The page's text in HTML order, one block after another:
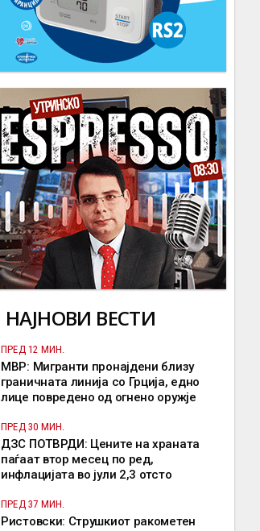
НАЈНОВИ ВЕСТИ
ПРЕД 12 МИН.
МВР: Мигранти пронајдени близу
граничната линија со Грција, едно
лице повредено од огнено оружје
ПРЕД 30 МИН.
ДЗС ПОТВРДИ: Цените на храната
паѓаат втор месец по ред,
инфлацијата во јули 2,3 отсто
ПРЕД 37 МИН.
Ристовски: Струшкиот ракометен